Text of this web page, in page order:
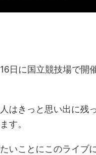
日に国立競技場で開
はきっと思い出に残
す。
いことにこのライブ